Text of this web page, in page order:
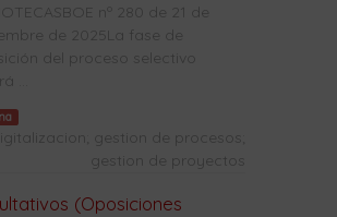
nº 280 de 21 de
de 2025La fase de
del proceso selectivo
...
gestion de procesos;
gestion de proyectos
(Oposiciones